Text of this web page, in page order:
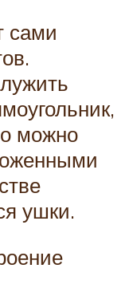
сами
можно
ушки.